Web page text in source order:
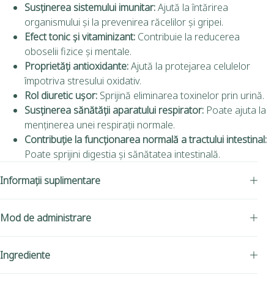
Susținerea sistemului imunitar:Ajută la întărirea
organismului și la prevenirea răcelilor și gripei.
Efect tonic și vitaminizant: Contribuie la reducerea
oboselii fizice și mentale.
Proprietăți antioxidante:Ajută la protejarea celulelor
împotriva stresului oxidativ.
Rol diuretic ușor: Sprijină eliminarea toxinelor prin urină.
Susținerea sănătății aparatului respirator: Poate ajuta la
menținerea unei respirații normale.
Contribuție la funcționarea normală a tractului intestinal:
Poate sprijini digestia și sănătatea intestinală.
Informații suplimentare
Mod de administrare
Ingrediente